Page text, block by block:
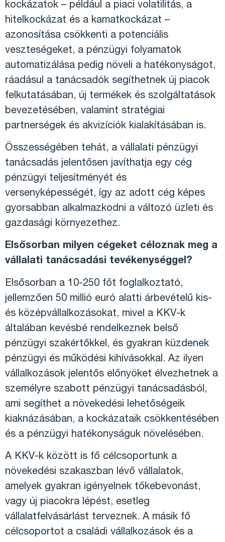
kockázatok – például a piaci volatilitás, a
hitelkockázat és a kamatkockázat –
azonosítása csökkenti a potenciális
veszteségeket, a pénzügyi folyamatok
automatizálása pedig növeli a hatékonyságot,
ráadásul a tanácsadók segíthetnek új piacok
felkutatásában, új termékek és szolgáltatások
bevezetésében, valamint stratégiai
partnerségek és akvizíciók kialakításában is.
Összességében tehát, a vállalati pénzügyi
tanácsadás jelentősen javíthatja egy cég
pénzügyi teljesítményét és
versenyképességét, így az adott cég képes
gyorsabban alkalmazkodni a változó üzleti és
gazdasági környezethez.
Elsősorban milyen cégeket céloznak meg a
vállalati tanácsadási tevékenységgel?
Elsősorban a 10-250 főt foglalkoztató,
jellemzően 50 millió euró alatti árbevételű kis-
és középvállalkozásokat, mivel a KKV-k
általában kevésbé rendelkeznek belső
pénzügyi szakértőkkel, és gyakran küzdenek
pénzügyi és működési kihívásokkal. Az ilyen
vállalkozások jelentős előnyöket élvezhetnek a
személyre szabott pénzügyi tanácsadásból,
ami segíthet a növekedési lehetőségeik
kiaknázásában, a kockázataik csökkentésében
és a pénzügyi hatékonyságuk növelésében.
A KKV-k között is fő célcsoportunk a
növekedési szakaszban lévő vállalatok,
amelyek gyakran igényelnek tőkebevonást,
vagy új piacokra lépést, esetleg
vállalatfelvásárlást terveznek. A másik fő
célcsoportot a családi vállalkozások és a